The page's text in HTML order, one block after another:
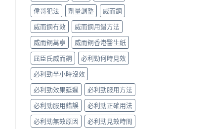
偉哥犯法
劑量調整
威而鋼
威而鋼冇效
威而鋼用錯方法
威而鋼萬寧
威而鋼香港醫生紙
屈臣氏威而鋼
必利勁何時見效
必利勁半小時沒效
必利勁效果延遲
必利勁服用方法
必利勁服用錯誤
必利勁正確用法
必利勁無效原因
必利勁見效時間